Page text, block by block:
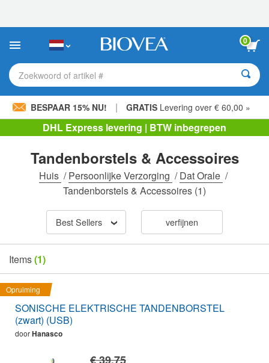
Deze
bevat
toegankelijkheidssysteem.
0
Zoekwoord of artikel #
BESPAAR 15% NU! | GRATIS Levering over € 60,00 »
DHL Express levering | BTW inbegrepen
Tandenborstels & Accessoires
Huis /Persoonlijke Verzorging /Dat Orale /
Tandenborstels & Accessoires (1)
Best Sellers verfijnen
Items(1)
Opruiming
SONISCHE ELEKTRISCHE TANDENBORSTEL
(zwart) (USB)
doorHanasco